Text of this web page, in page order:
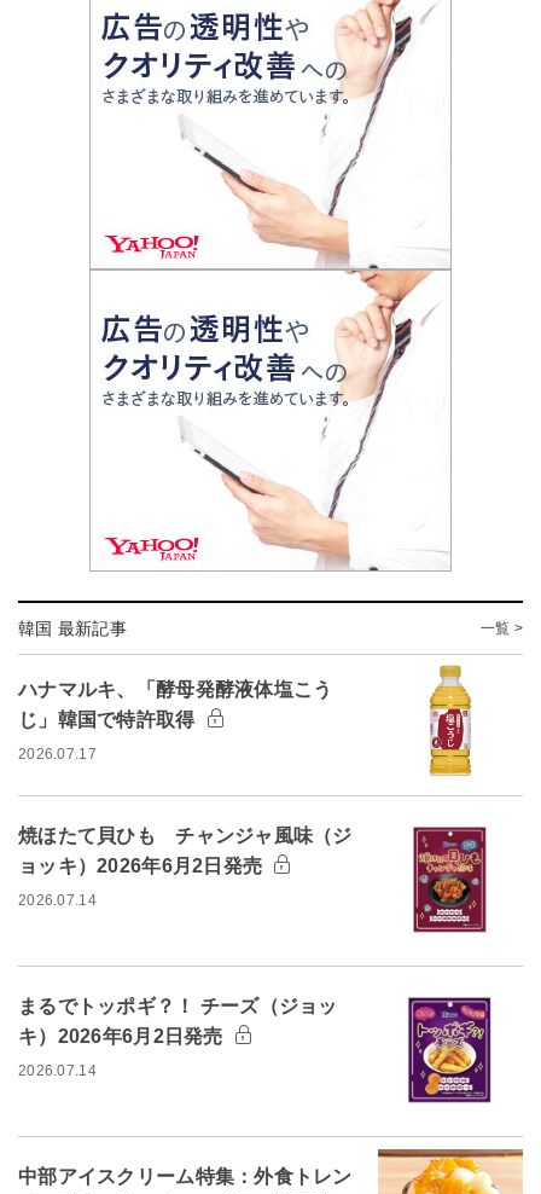
韓国 最新記事 一覧 >
ハナマルキ、「酵母発酵液体塩こう
じ」韓国で特許取得
2026.07.17
焼ほたて貝ひも チャンジャ風味（ジ
ョッキ）2026年6月2日発売
2026.07.14
まるでトッポギ？！ チーズ（ジョッ
キ）2026年6月2日発売
2026.07.14
中部アイスクリーム特集：外食トレン